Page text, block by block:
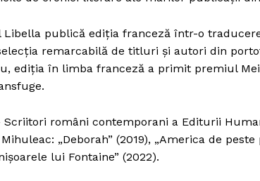
Libella publică ediția franceză într-o
remarcabilă de titluri și autori din
ediția în limba franceză a primit premiul
Scriitori români contemporani a Editurii
„Deborah” (2019), „America de
lui Fontaine” (2022).